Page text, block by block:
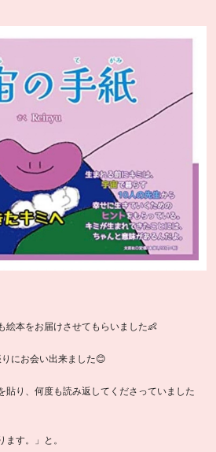
絵本をお届けさせてもらいました👶
にお会い出来ました😊
貼り、何度も読み返してくださっていました
ます。」と。